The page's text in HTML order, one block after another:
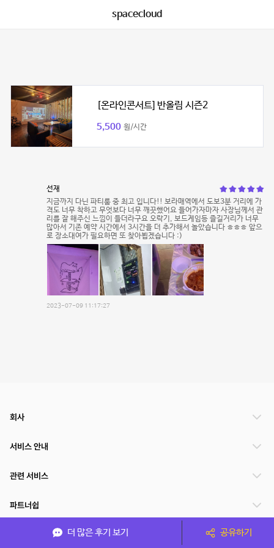
spacecloud
[온라인콘서트] 반올림 시즌2
5,500 원/시간
선재
지금까지 다닌 파티룸 중 최고 입니다!! 보라매역에서 도보3분 거리에 가
격도 너무 착하고 무엇보다 너무 깨끗했어요 들어가자마자 사장님께서 관
리를 잘 해주신 느낌이 들더라구요 오락기, 보드게임등 즐길거리가 너무
많아서 기존 예약 시간에서 3시간을 더 추가해서 놀았습니다 ㅎㅎㅎ 앞으
로 장소대여가 필요하면 또 찾아뵙겠습니다 :)
2023-07-09 11:17:27
더 많은 후기 보기 공유하기
회사
서비스 안내
관련 서비스
파트너쉽
서비스 제공 국가